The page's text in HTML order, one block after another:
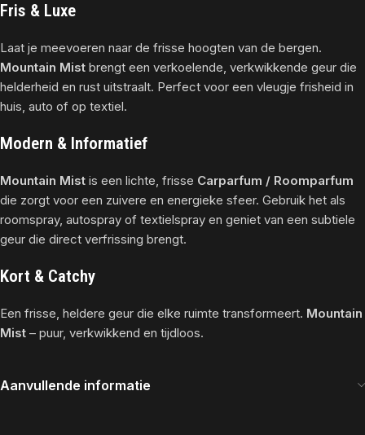
Fris & Luxe
Laat je meevoeren naar de frisse hoogten van de bergen.
Mountain Mist brengt een verkoelende, verkwikkende geur die
helderheid en rust uitstraalt. Perfect voor een vleugje frisheid in
huis, auto of op textiel.
Modern & Informatief
Mountain Mist is een lichte, frisse Carparfum / Roomparfum
die zorgt voor een zuivere en energieke sfeer. Gebruik het als
roomspray, autospray of textielspray en geniet van een subtiele
geur die direct verfrissing brengt.
Kort & Catchy
Een frisse, heldere geur die elke ruimte transformeert. Mountain
Mist – puur, verkwikkend en tijdloos.
Aanvullende informatie